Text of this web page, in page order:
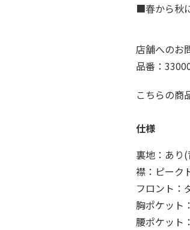
■春から秋
店舗へのお
品番：
こちらの商
仕様
裏地：あり
襟：ピーク
フロント：
胸ポケット
腰ポケット